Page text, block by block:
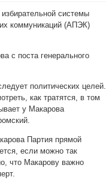
системы
коммуникаций (АПЭК)
с поста генерального
политических целей.
как тратятся, в том
у Макарова
Партия прямой
если можно так
что Макарову важно